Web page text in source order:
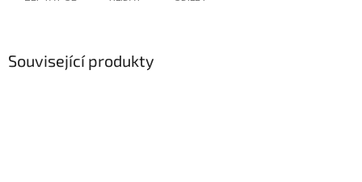
Související produkty